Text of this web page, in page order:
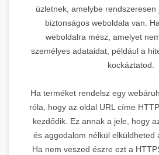
üzletnek, amelybe
biztonságos weboldala van.
weboldalra mész, amelyet
személyes adataidat, például a
kockáztatod.
Ha terméket rendelsz egy
róla, hogy az oldal URL címe
kezdődik. Ez annak a jele, hogy
és aggodalom nélkül elküldheted
Ha nem veszed észre ezt a